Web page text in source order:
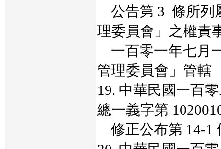
公告第 3 條所列
理委員會」之權責
一百零一年七月
管理委員會」管轄
19. 中華民國一百
總一義字第
修正公布第 14-1